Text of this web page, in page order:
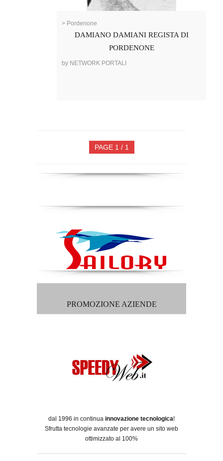
> Pordenone
DAMIANO DAMIANI REGISTA DI
PORDENONE
by NETWORK PORTALI
PAGE 1 / 1
PROMOZIONE AZIENDE
dal 1996 in continua innovazione tecnologica!
Sfrutta tecnologie avanzate per avere un sito web
ottimizzato al 100%